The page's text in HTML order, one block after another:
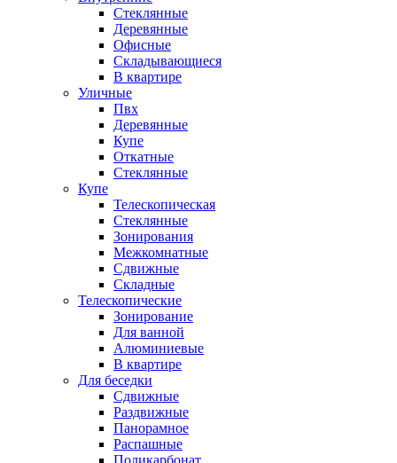
Стеклянные
Деревянные
Офисные
Складывающиеся
В квартире
Уличные
Пвх
Деревянные
Купе
Откатные
Стеклянные
Купе
Телескопическая
Стеклянные
Зонирования
Межкомнатные
Сдвижные
Складные
Телескопические
Зонирование
Для ванной
Алюминиевые
В квартире
Для беседки
Сдвижные
Раздвижные
Панорамное
Распашные
Поликарбонат